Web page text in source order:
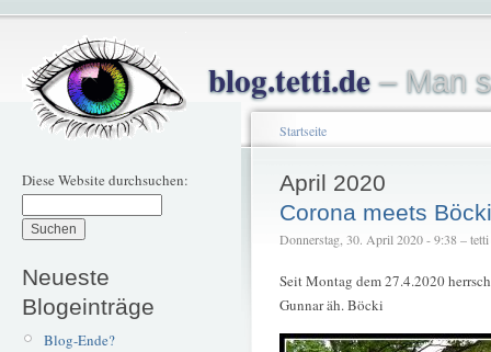
blog.tetti.de– Man
Diese Website durchsuchen:
Neueste
Blogeinträge
Blog-Ende?
Startseite
April 2020
Corona meets Böcki
Donnerstag, 30. April 2020 - 9:38 – tetti
Seit Montag dem 27.4.2020
Gunnar äh. Böcki